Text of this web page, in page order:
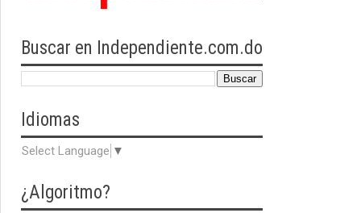
Buscar en Independiente.com.do
Idiomas
Select Language ▼
¿Algoritmo?